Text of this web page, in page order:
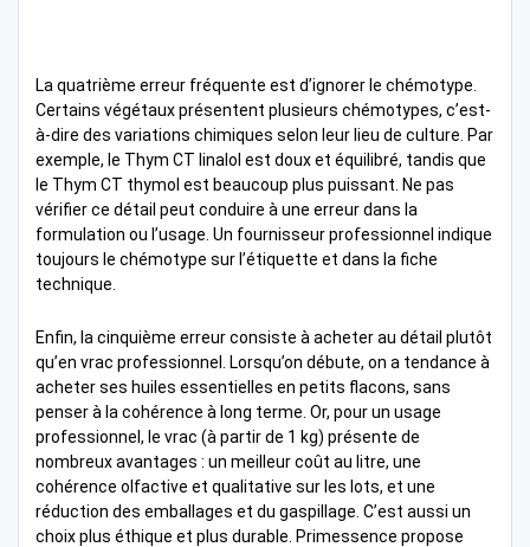
La quatrième erreur fréquente est d’ignorer le chémotype.
Certains végétaux présentent plusieurs chémotypes, c’est-
à-dire des variations chimiques selon leur lieu de culture. Par
exemple, le Thym CT linalol est doux et équilibré, tandis que
le Thym CT thymol est beaucoup plus puissant. Ne pas
vérifier ce détail peut conduire à une erreur dans la
formulation ou l’usage. Un fournisseur professionnel indique
toujours le chémotype sur l’étiquette et dans la fiche
technique.
Enfin, la cinquième erreur consiste à acheter au détail plutôt
qu’en vrac professionnel. Lorsqu’on débute, on a tendance à
acheter ses huiles essentielles en petits flacons, sans
penser à la cohérence à long terme. Or, pour un usage
professionnel, le vrac (à partir de 1 kg) présente de
nombreux avantages : un meilleur coût au litre, une
cohérence olfactive et qualitative sur les lots, et une
réduction des emballages et du gaspillage. C’est aussi un
choix plus éthique et plus durable. Primessence propose